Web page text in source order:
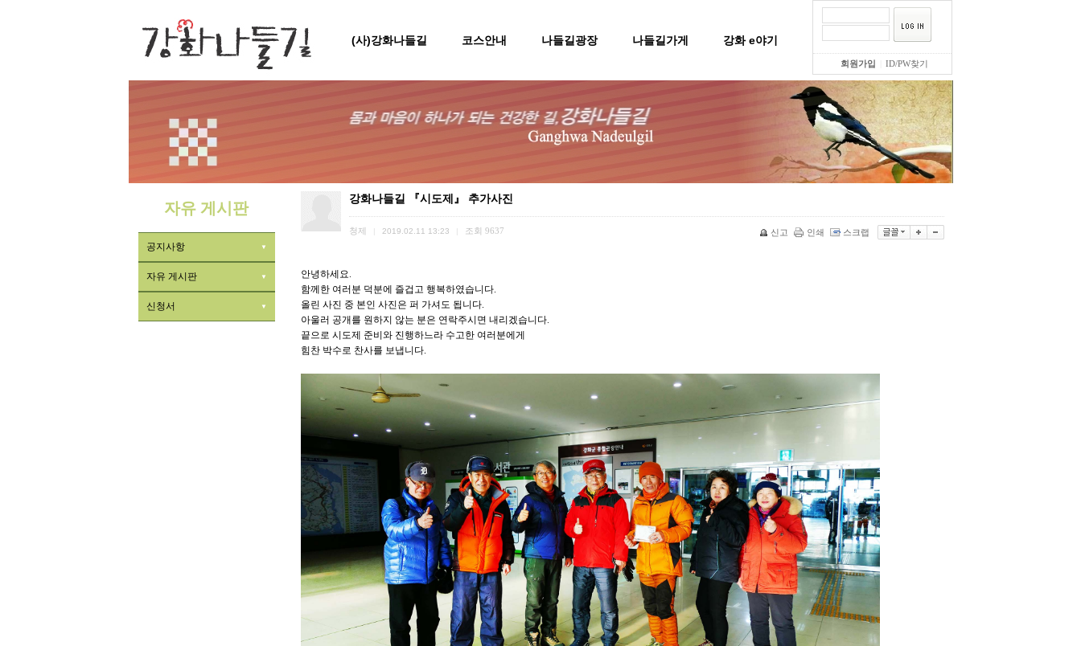
(사)강화나들길 코스안내 나들길광장 나들길가게 강화 e야기
회원가입 ID/PW찾기
자유 게시판
공지사항
자유 게시판
신청서
강화나들길 『시도제』 추가사진
청제 2019.02.11 13:23 조회 9637 신고 인쇄 스크랩
안녕하세요.
함께한 여러분 덕분에 즐겁고 행복하였습니다.
올린 사진 중 본인 사진은 퍼 가셔도 됩니다.
아울러 공개를 원하지 않는 분은 연락주시면 내리겠습니다.
끝으로 시도제 준비와 진행하느라 수고한 여러분에게
힘찬 박수로 찬사를 보냅니다.